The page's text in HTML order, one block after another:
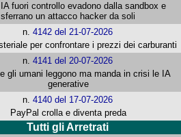
fuori controllo evadono dalla sandbox e
sferrano un attacco hacker da soli
n.4142 del 21-07-2026
per confrontare i prezzi dei carburanti
n.4141 del 20-07-2026
gli umani leggono ma manda in crisi le IA
generative
n.4140 del 17-07-2026
PayPal crolla e diventa preda
Tutti gli Arretrati